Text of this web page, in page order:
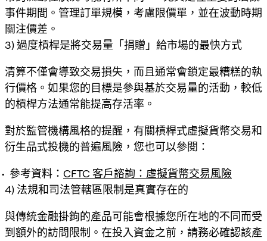
事件期間。管理訂單規模，考慮限價單，並在波動時期
關注價差。
3) 過度槓桿是將交易量「捐贈」給市場的最快方式
清算不僅會導致交易損失，而且通常會鎖定最糟糕的執
行價格。如果您的目標是參與基於交易量的活動，較低
的槓桿方法通常能提高存活率。
對於監管機構風格的提醒，有關槓桿式虛擬貨幣交易和
衍生品式投機的普遍風險，您也可以參閱：
參考資料： CFTC 客戶諮詢：虛擬貨幣交易風險
4) 法規和司法管轄區限制是真實存在的
與傳統金融掛鉤的產品可能會根據您所在地的不同而受
到額外的訪問限制。在投入資金之前，請務必確認該產